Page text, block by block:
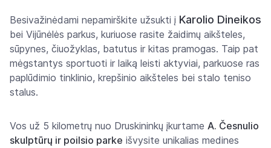
Besivažinėdami nepamirškite užsukti į Karolio Dineikos
bei Vijūnėlės parkus, kuriuose rasite žaidimų aikšteles,
sūpynes, čiuožyklas, batutus ir kitas pramogas. Taip pat
mėgstantys sportuoti ir laiką leisti aktyviai, parkuose ras
paplūdimio tinklinio, krepšinio aikšteles bei stalo teniso
stalus.
Vos už 5 kilometrų nuo Druskininkų įkurtame A. Česnulio
skulptūrų ir poilsio parke išvysite unikalias medines